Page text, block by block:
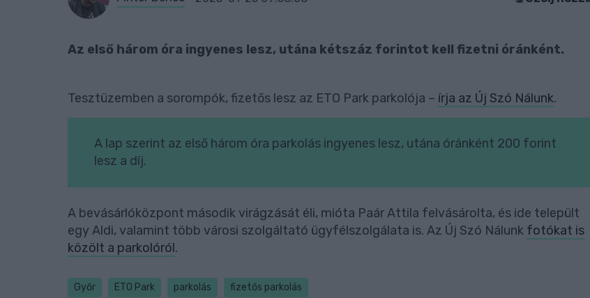
Az első három óra ingyenes lesz, utána kétszáz forintot kell fizetni óránként.
Tesztüzemben a sorompók, fizetős lesz az ETO Park parkolója – írja az Új Szó Nálunk.
A lap szerint az első három óra parkolás ingyenes lesz, utána óránként 200 forint
lesz a díj.
A bevásárlóközpont második virágzását éli, mióta Paár Attila felvásárolta, és ide települt
egy Aldi, valamint több városi szolgáltató ügyfélszolgálata is. Az Új Szó Nálunk fotókat is
közölt a parkolóról.
Győr ETO Park parkolás fizetős parkolás